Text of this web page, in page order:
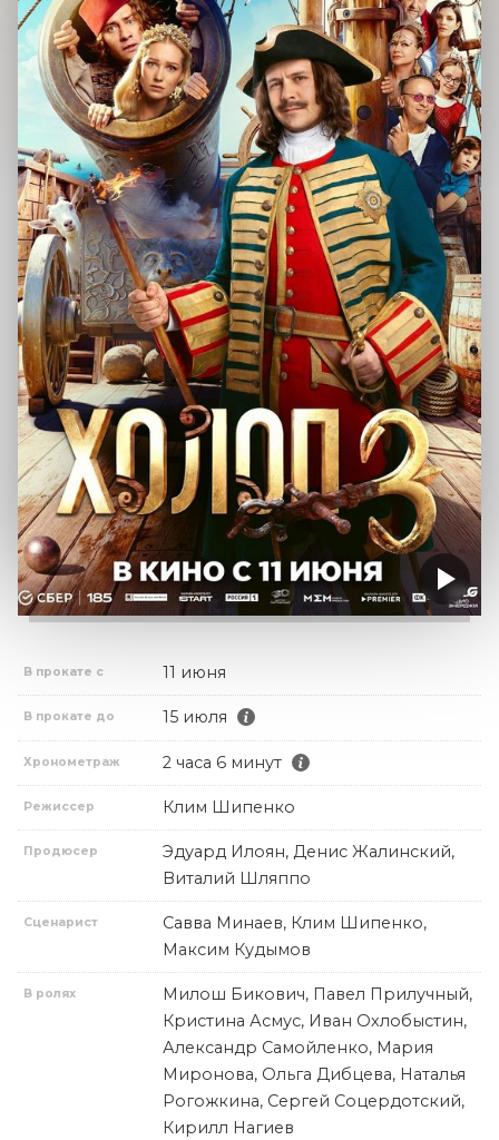
В прокате с 11 июня
В прокате до 15 июля
Хронометраж 2 часа 6 минут
Режиссер Клим Шипенко
Продюсер
Эдуард Илоян, Денис Жалинский,
Виталий Шляппо
Сценарист
Савва Минаев, Клим Шипенко,
Максим Кудымов
В ролях
Милош Бикович, Павел Прилучный,
Кристина Асмус, Иван Охлобыстин,
Александр Самойленко, Мария
Миронова, Ольга Дибцева, Наталья
Рогожкина, Сергей Соцердотский,
Кирилл Нагиев